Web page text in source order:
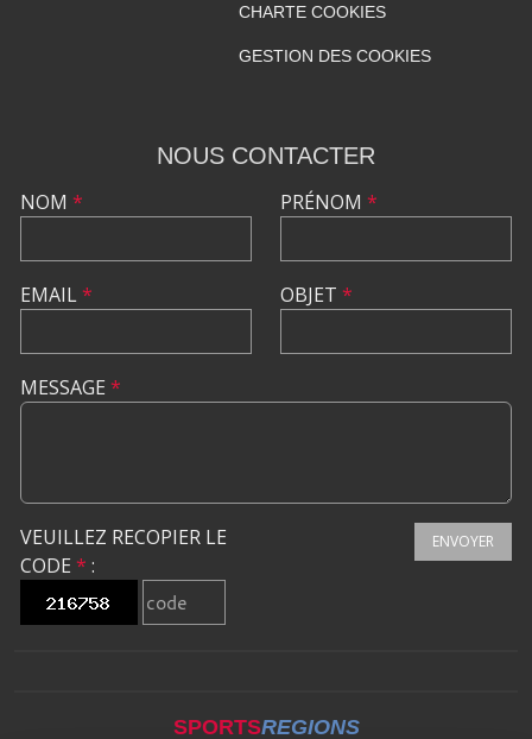
CHARTE COOKIES
GESTION DES COOKIES
NOUS CONTACTER
NOM *
EMAIL*
PRÉNOM *
OBJET *
MESSAGE *
VEUILLEZ RECOPIER LE
CODE * :
ENVOYER
SPORTSREGIONS